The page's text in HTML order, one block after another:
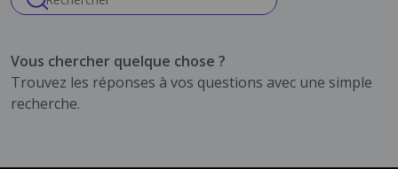
Vous chercher quelque chose ?
Trouvez les réponses à vos questions avec une simple
recherche.